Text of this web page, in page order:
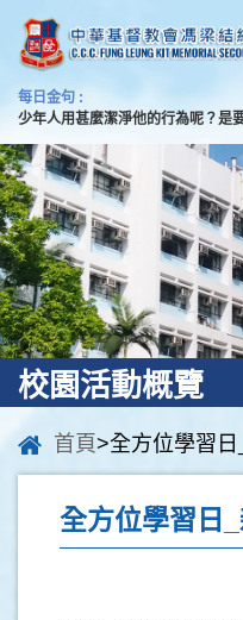
每日金句 :
少年人用甚麼潔淨他的行為呢？是
校園活動概覽
首頁>全方位學習
全方位學習日